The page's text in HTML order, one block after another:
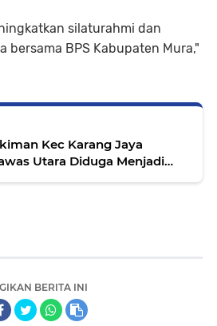
silaturahmi dan
bersama BPS Kabupaten Mura,"
Kec Karang Jaya
Utara Diduga Menjadi
BERITA INI